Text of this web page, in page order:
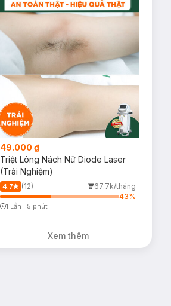
49.000 ₫
Triệt Lông Nách Nữ Diode Laser
(Trải Nghiệm)
4.7 (12)
67.7k/tháng
43%
Timer Gray Icon
1 Lần 5 phút
Xem thêm